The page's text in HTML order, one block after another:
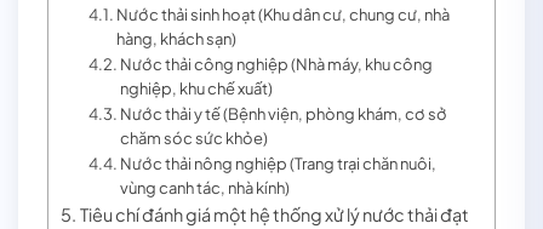
Nước thải sinh hoạt (Khu dân cư, chung cư, nhà
hàng, khách sạn)
Nước thải công nghiệp (Nhà máy, khu công
nghiệp, khu chế xuất)
Nước thải y tế (Bệnh viện, phòng khám, cơ sở
chăm sóc sức khỏe)
Nước thải nông nghiệp (Trang trại chăn nuôi,
vùng canh tác, nhà kính)
Tiêu chí đánh giá một hệ thống xử lý nước thải đạt